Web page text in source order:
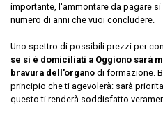
importante, l'ammontare da pagare
numero di anni che vuoi concludere.
Uno spettro di possibili prezzi per
se si è domiciliati a Oggiono sarà
bravura dell'organo di formazione.
principio che ti agevolerà: sarà
questo ti renderà soddisfatto